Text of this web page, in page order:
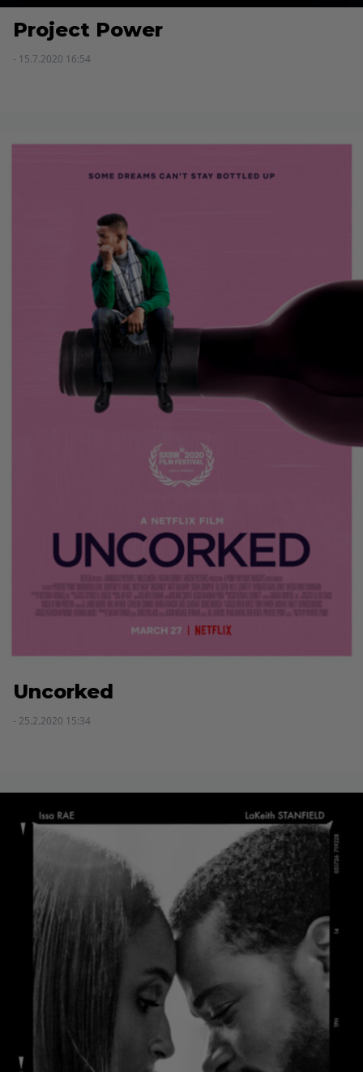
Project Power
- 15.7.2020 16:54
Uncorked
- 25.2.2020 15:34